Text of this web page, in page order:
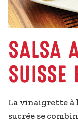
SALSA
SUISSE
La vinaigrette à
sucrée se